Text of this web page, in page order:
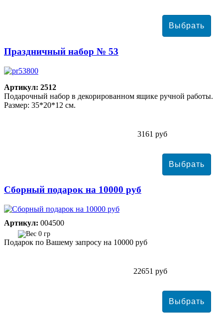
Праздничный набор № 53
Артикул: 2512
Подарочный набор в декорированном ящике ручной работы.
Размер: 35*20*12 см.
3161 руб
Сборный подарок на 10000 руб
Артикул: 004500
0 гр
Подарок по Вашему запросу на 10000 руб
22651 руб